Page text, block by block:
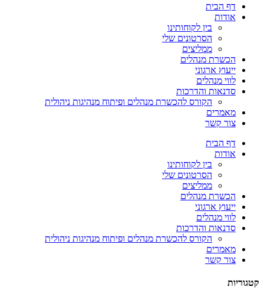
דף הבית
אודות
בין לקוחותינו
הסרטונים שלי
ממליצים
הכשרת מנהלים
ייעוץ ארגוני
לווי מנהלים
סדנאות והדרכות
הקורס להכשרת מנהלים ופיתוח מנהיגות ניהולית
מאמרים
צור קשר
דף הבית
אודות
בין לקוחותינו
הסרטונים שלי
ממליצים
הכשרת מנהלים
ייעוץ ארגוני
לווי מנהלים
סדנאות והדרכות
הקורס להכשרת מנהלים ופיתוח מנהיגות ניהולית
מאמרים
צור קשר
קטגוריות